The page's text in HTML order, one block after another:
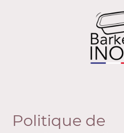
Politique de